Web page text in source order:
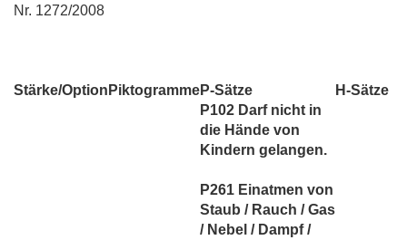
Nr. 1272/2008
Stärke/Option PiktogrammeP-Sätze H-Sätze
P102 Darf nicht in
die Hände von
Kindern gelangen.
P261 Einatmen von
Staub / Rauch / Gas
/ Nebel / Dampf /